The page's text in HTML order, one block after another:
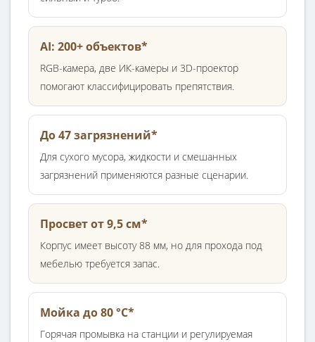
AI: 200+ объектов*
RGB-камера, две ИК-камеры и 3D-проектор
помогают классифицировать препятствия.
До 47 загрязнений*
Для сухого мусора, жидкости и смешанных
загрязнений применяются разные сценарии.
Просвет от 9,5 см*
Корпус имеет высоту 88 мм, но для прохода под
мебелью требуется запас.
Мойка до 80 °C*
Горячая промывка на станции и регулируемая